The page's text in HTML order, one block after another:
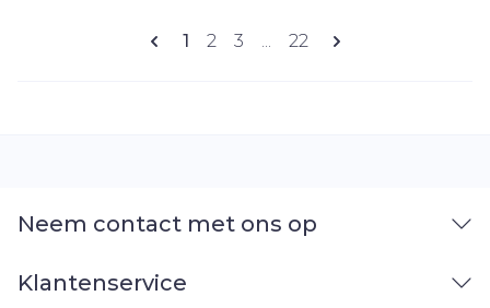
Pagina's
U lees momenteel pagina
1 Pagina
2 Pagina
3 ... Pagina
22
Neem contact met ons op
Klantenservice